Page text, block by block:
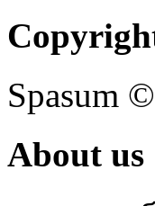
Spasum ©
About us